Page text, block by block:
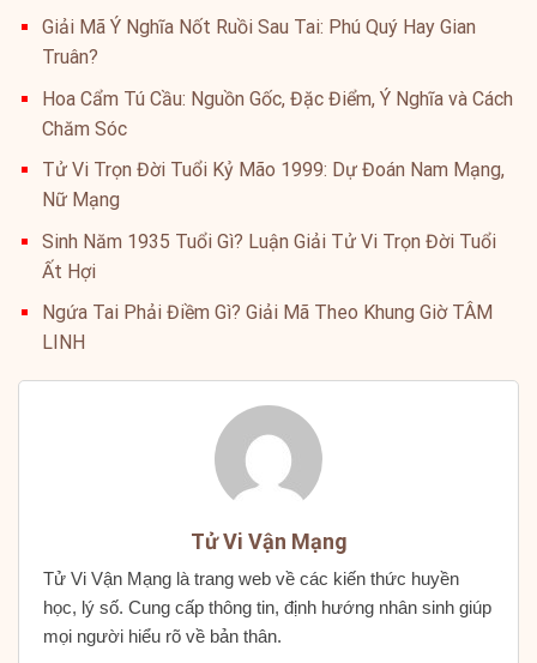
Giải Mã Ý Nghĩa Nốt Ruồi Sau Tai: Phú Quý Hay Gian
Truân?
Hoa Cẩm Tú Cầu: Nguồn Gốc, Đặc Điểm, Ý Nghĩa và Cách
Chăm Sóc
Tử Vi Trọn Đời Tuổi Kỷ Mão 1999: Dự Đoán Nam Mạng,
Nữ Mạng
Sinh Năm 1935 Tuổi Gì? Luận Giải Tử Vi Trọn Đời Tuổi
Ất Hợi
Ngứa Tai Phải Điềm Gì? Giải Mã Theo Khung Giờ TÂM
LINH
Tử Vi Vận Mạng
Tử Vi Vận Mạng là trang web về các kiến thức huyền
học, lý số. Cung cấp thông tin, định hướng nhân sinh giúp
mọi người hiểu rõ về bản thân.